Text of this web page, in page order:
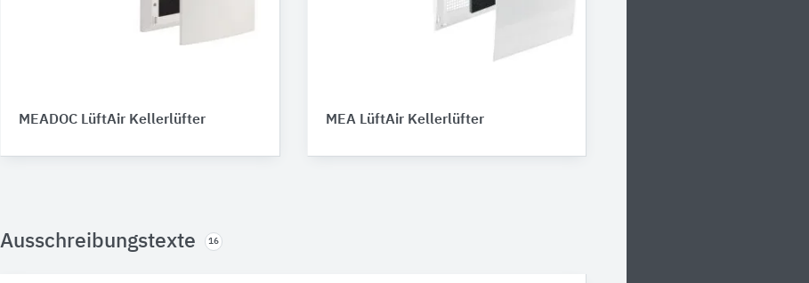
MEADOC LüftAir Kellerlüfter MEA LüftAir Kellerlüfter
Ausschreibungstexte 16